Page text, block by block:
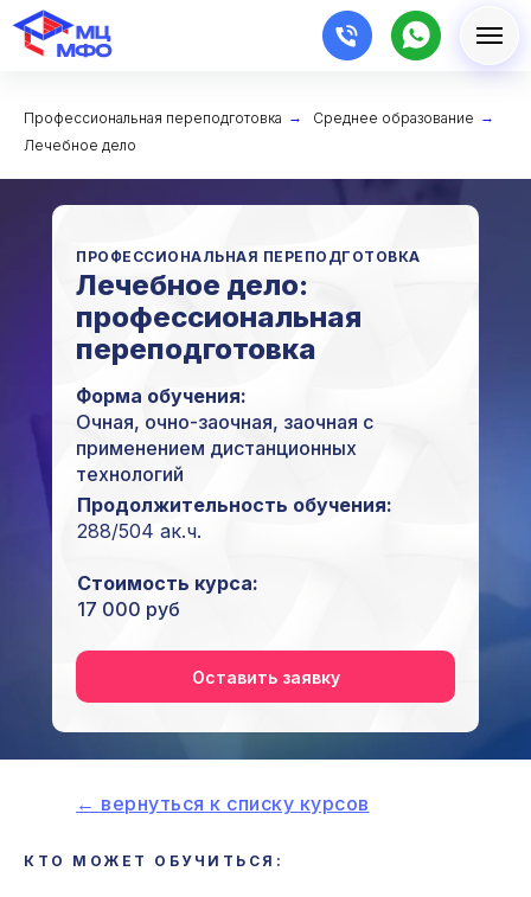
Профессиональная переподготовка → Среднее образование →
Лечебное дело
Лечебное дело:
профессиональная
переподготовка
ПРОФЕССИОНАЛЬНАЯ ПЕРЕПОДГОТОВКА
Форма обучения:
Очная, очно-заочная, заочная с
применением дистанционных
технологий
Стоимость курса:
17 000 руб
Оставить заявку
Продолжительность обучения:
288/504 ак.ч.
← вернуться к списку курсов
КТО МОЖЕТ ОБУЧИТЬСЯ: